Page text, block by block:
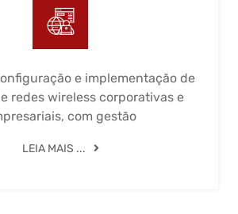
e implementação de
redes wireless corporativas e
com gestão
LEIA MAIS ...